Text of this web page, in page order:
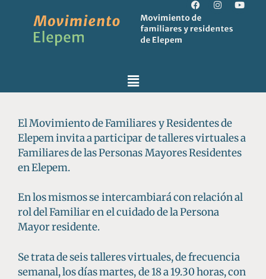
El Movimiento de Familiares y Residentes de
Elepem invita a participar de talleres virtuales a
Familiares de las Personas Mayores Residentes
en Elepem.
En los mismos se intercambiará con relación al
rol del Familiar en el cuidado de la Persona
Mayor residente.
Se trata de seis talleres virtuales, de frecuencia
semanal, los días martes, de 18 a 19.30 horas, con